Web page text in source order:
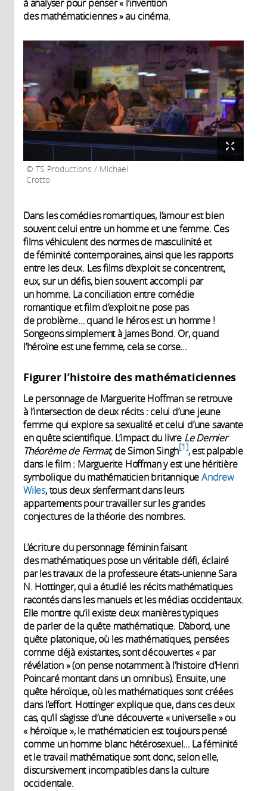
à analyser pour penser « l’invention
des mathématiciennes » au cinéma.
TS Productions / Michael
Crotto
Dans les comédies romantiques, l’amour est bien
souvent celui entre un homme et une femme. Ces
films véhiculent des normes de masculinité et
de féminité contemporaines, ainsi que les rapports
entre les deux. Les films d’exploit se concentrent,
eux, sur un défis, bien souvent accompli par
un homme. La conciliation entre comédie
romantique et film d’exploit ne pose pas
de problème… quand le héros est un homme !
Songeons simplement à James Bond. Or, quand
l’héroïne est une femme, cela se corse…
Figurer l’histoire des mathématiciennes
Le personnage de Marguerite Hoffman se retrouve
à l’intersection de deux récits : celui d’une jeune
femme qui explore sa sexualité et celui d’une savante
en quête scientifique. L’impact du livre Le Dernier
Théorème de Fermat,de Simon Singh 1 , est palpable
dans le film : Marguerite Hoffman y est une héritière
symbolique du mathématicien britanniqueAndrew
Wiles, tous deux s’enfermant dans leurs
appartements pour travailler sur les grandes
conjectures de la théorie des nombres.
L’écriture du personnage féminin faisant
des mathématiques pose un véritable défi, éclairé
par les travaux de la professeure états-unienne Sara
N. Hottinger, qui a étudié les récits mathématiques
racontés dans les manuels et les médias occidentaux.
Elle montre qu’il existe deux manières typiques
de parler de la quête mathématique. D’abord, une
quête platonique, où les mathématiques, pensées
comme déjà existantes, sont découvertes « par
révélation » (on pense notamment à l’histoire d’Henri
Poincaré montant dans un omnibus). Ensuite, une
quête héroïque, où les mathématiques sont créées
dans l’effort. Hottinger explique que, dans ces deux
cas, qu’il s’agisse d’une découverte « universelle » ou
« héroïque », le mathématicien est toujours pensé
comme un homme blanc hétérosexuel… La féminité
et le travail mathématique sont donc, selon elle,
discursivement incompatibles dans la culture
occidentale.